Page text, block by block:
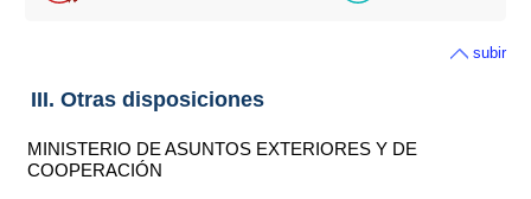
subir
III. Otras disposiciones
MINISTERIO DE ASUNTOS EXTERIORES Y DE
COOPERACIÓN